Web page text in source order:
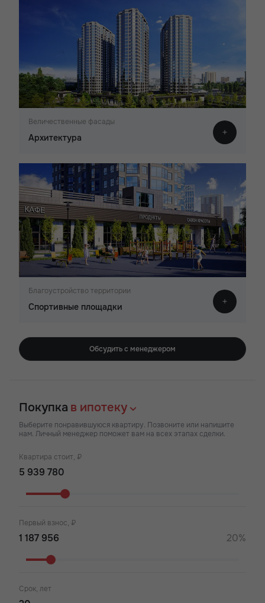
Величественные фасады
Архитектура
Благоустройство территории
Спортивные площадки
Обсудить с менеджером
Покупка в ипотеку
Выберите понравившуюся квартиру. Позвоните или напишите
нам. Личный менеджер поможет вам на всех этапах сделки.
Квартира стоит, ₽
Первый взнос, ₽
20%
Срок, лет